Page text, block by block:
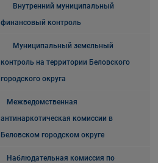
Внутренний муниципальный
финансовый контроль
Муниципальный земельный
контроль на территории Беловского
городского округа
Межведомственная
антинаркотическая комиссии в
Беловском городском округе
Наблюдательная комиссия по